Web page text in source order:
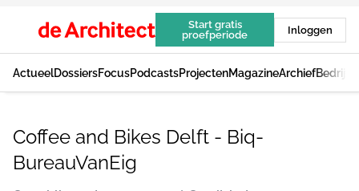
Start gratis
proefperiode
Inloggen
ActueelDossiersFocusPodcastsProjectenMagazineArchief
Coffee and Bikes Delft - Biq-
BureauVanEig